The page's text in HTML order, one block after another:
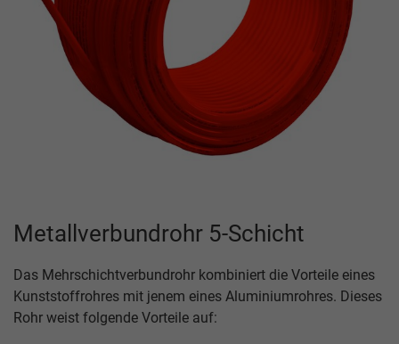
Metallverbundrohr 5-Schicht
Das Mehrschichtverbundrohr kombiniert die Vorteile eines
Kunststoffrohres mit jenem eines Aluminiumrohres. Dieses
Rohr weist folgende Vorteile auf: